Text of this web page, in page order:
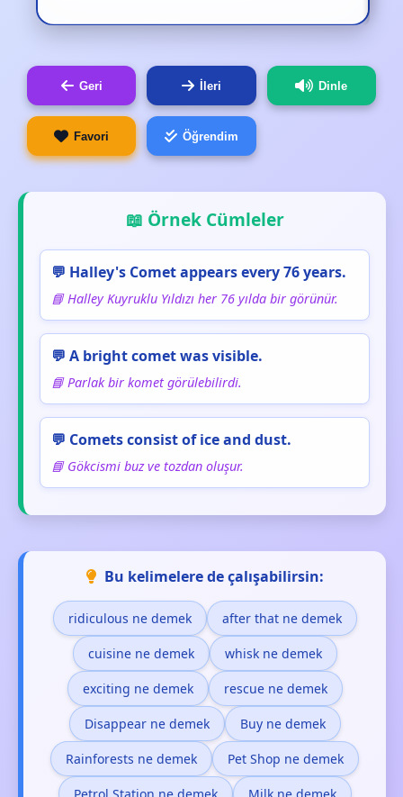
Geri İleri Dinle
Favori Öğrendim
📖 Örnek Cümleler
💬 Halley's Comet appears every 76 years.
📘 Halley Kuyruklu Yıldızı her 76 yılda bir görünür.
💬 A bright comet was visible.
📘 Parlak bir komet görülebilirdi.
💬 Comets consist of ice and dust.
📘 Gökcismi buz ve tozdan oluşur.
Bu kelimelere de çalışabilirsin:
ridiculous ne demek after that ne demek
cuisine ne demek whisk ne demek
exciting ne demek rescue ne demek
Disappear ne demek Buy ne demek
Rainforests ne demek Pet Shop ne demek